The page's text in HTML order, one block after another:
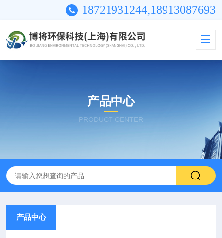
18721931244,18913087693
产品中心
PRODUCT CENTER
产品中心